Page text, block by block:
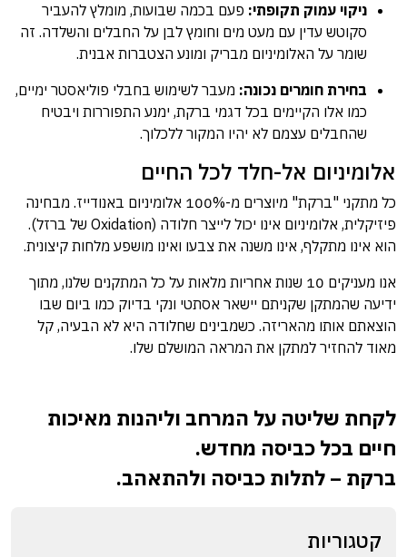
ניקוי עמוק תקופתי: פעם בכמה שבועות, מומלץ להעביר
סקוטש עדין עם מעט מים וחומץ לבן על החבלים והשלדה. זה
שומר על האלומיניום מבריק ומונע הצטברות אבנית.
בחירת חומרים נכונה: מעבר לשימוש בחבלי פוליאסטר ימיים,
כמו אלו הקיימים בכל דגמי ברקת, ימנע התפוררות ויבטיח
שהחבלים עצמם לא יהיו המקור ללכלוך.
אלומיניום אל-חלד לכל החיים
כל מתקני "ברקת" מיוצרים מ-100% אלומיניום באנודייז. מבחינה
פיזיקלית, אלומיניום אינו יכול לייצר חלודה (Oxidation של ברזל).
הוא אינו מתקלף, אינו משנה את צבעו ואינו מושפע מלחות קיצונית.
אנו מעניקים 10 שנות אחריות מלאות על כל המתקנים שלנו, מתוך
ידיעה שהמתקן שקניתם יישאר אסתטי ונקי בדיוק כמו ביום שבו
הוצאתם אותו מהאריזה. כשמבינים שחלודה היא לא הבעיה, קל
מאוד להחזיר למתקן את המראה המושלם שלו.
לקחת שליטה על המרחב וליהנות מאיכות
חיים בכל כביסה מחדש.
ברקת – לתלות כביסה ולהתאהב.
קטגוריות